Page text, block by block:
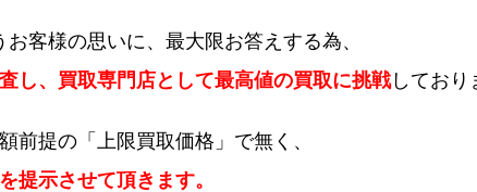
客様の思いに、最大限お答えする為、
し、買取専門店として最高値の買取に挑戦しており
前提の「上限買取価格」で無く、
提示させて頂きます。